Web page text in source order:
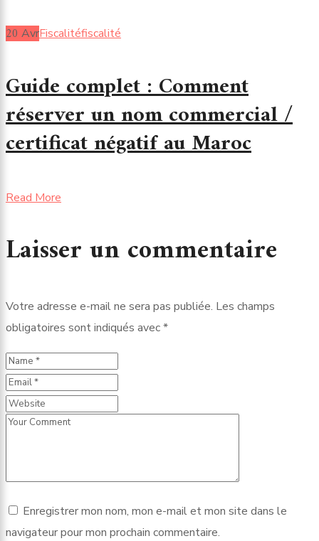
20 AvrFiscalitéfiscalité
Guide complet : Comment
réserver un nom commercial /
certificat négatif au Maroc
Read More
Laisser un commentaire
Votre adresse e-mail ne sera pas publiée. Les champs
obligatoires sont indiqués avec*
Enregistrer mon nom, mon e-mail et mon site dans le
navigateur pour mon prochain commentaire.